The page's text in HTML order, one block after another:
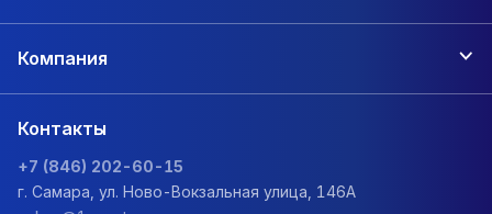
Компания
Контакты
+7 (846) 202-60-15
г. Самара, ул. Ново-Вокзальная улица, 146А